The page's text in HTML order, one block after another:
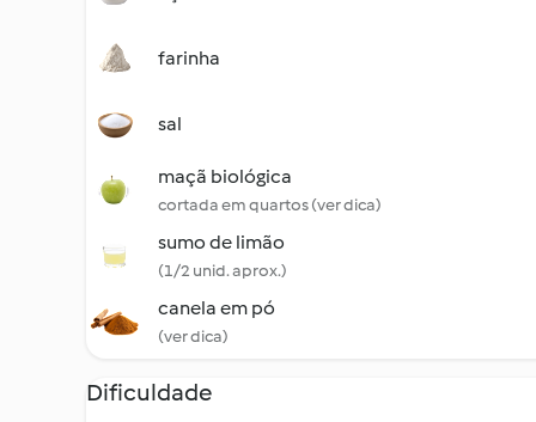
farinha
sal
maçã biológica
cortada em quartos (ver dica)
sumo de limão
(1/2 unid. aprox.)
canela em pó
(ver dica)
Dificuldade